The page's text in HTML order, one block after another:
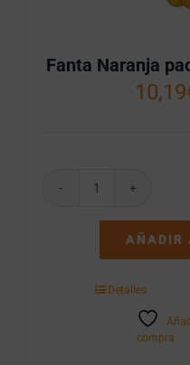
Fanta Naranja
10,19
Fanta
botellas
cantidad
AÑADIR
Detalles
compra